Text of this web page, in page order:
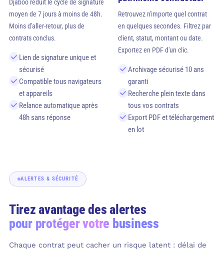
Djaboo réduit le cycle de signature
moyen de 7 jours à moins de 48h.
Moins d'aller-retour, plus de
contrats conclus.
Lien de signature unique et
sécurisé
Compatible tous navigateurs
et appareils
Relance automatique après
48h sans réponse
Retrouvez n'importe quel contrat
en quelques secondes. Filtrez par
client, statut, montant ou date.
Exportez en PDF d'un clic.
Archivage sécurisé 10 ans
garanti
Recherche plein texte dans
tous vos contrats
Export PDF et téléchargement
en lot
ALERTES & SÉCURITÉ
Tirez avantage des alertes
pour protéger votre business
Chaque contrat peut cacher un risque latent : délai de